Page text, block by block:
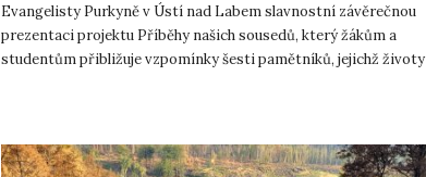
studentů gymnázií.
Evangelisty Purkyně v Ústí nad Labem slavnostní závěrečnou
prezentaci projektu Příběhy našich sousedů, který žákům a
studentům přibližuje vzpomínky šesti pamětníků, jejichž životy